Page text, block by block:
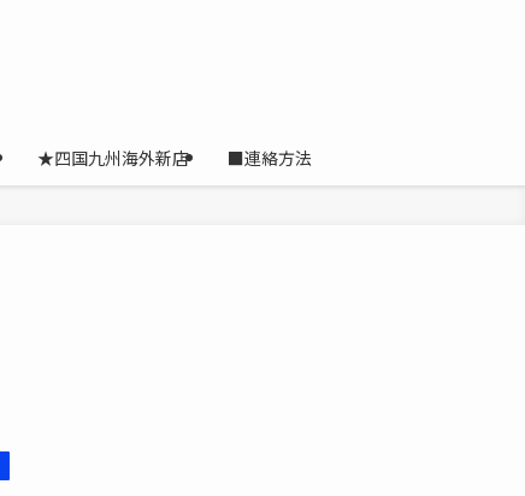
★四国九州海外新店 ■連絡方法